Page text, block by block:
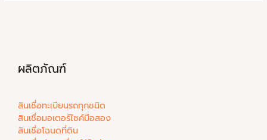
ผลิตภัณฑ์
สินเชื่อทะเบียนรถทุกชนิด
สินเชื่อมอเตอร์ไซค์มือสอง
สินเชื่อโฉนดที่ดิน